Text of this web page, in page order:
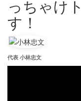
っちゃけ
す！
代表 小林忠文